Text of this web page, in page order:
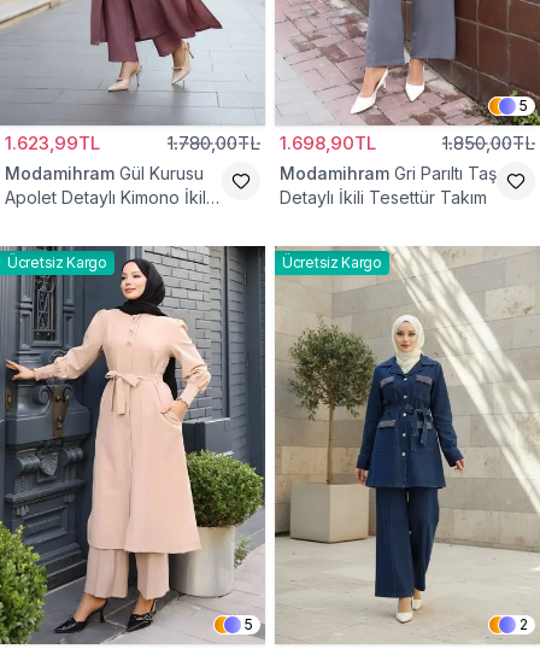
1.623,99TL 1.780,00TL
Modamihram Gül Kurusu
Apolet Detaylı Kimono İkili
5
1.698,90TL 1.850,00TL
Modamihram Gri Parıltı Taş
Detaylı İkili Tesettür Takım
Ücretsiz Kargo
5
Ücretsiz Kargo
2